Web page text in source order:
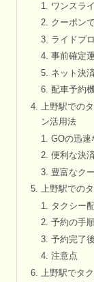
ワンスラ
クーポン
ライドプ
事前確定
ネット決
配車予約
上野駅での
ン活用法
GOの迅速
便利な決
豊富なク
上野駅での
タクシー
予約の手順
予約完了
注意点
上野駅でタ